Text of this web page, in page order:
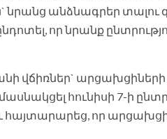
նրանց անձնագրեր տալու
որ նրանք
վճիռներ`
հունիսի 7-ի
որ